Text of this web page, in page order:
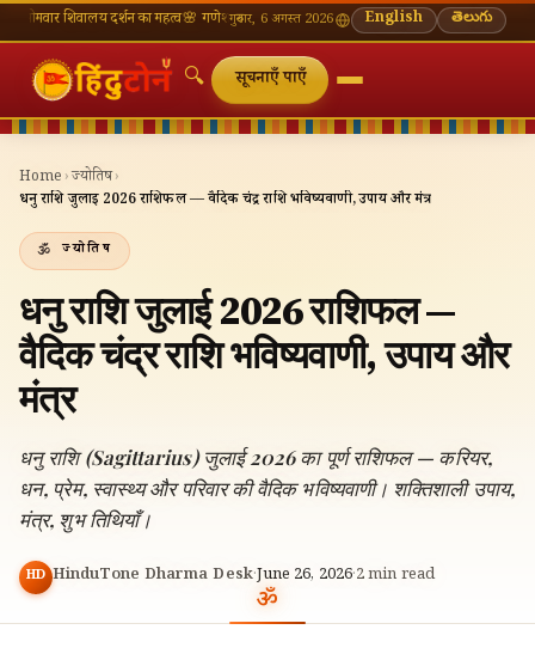
दर्शन का महत्व🌸 गणेश चतुर्थी — भाद्रपद शुक्ल चतुर्थी⛩ काशी विश्वनाथ — आज के दर्शन समय
गुरुवार, 6 अगस्त 2026 English తెలుగు
🔍 सूचनाएँ पाएँ
Home ›ज्योतिष›
धनु राशि जुलाई 2026 राशिफल — वैदिक चंद्र राशि भविष्यवाणी, उपाय और मंत्र
ज्योतिष
धनु राशि जुलाई 2026 राशिफल —
वैदिक चंद्र राशि भविष्यवाणी, उपाय और
मंत्र
धनु राशि (Sagittarius) जुलाई 2026 का पूर्ण राशिफल — करियर,
धन, प्रेम, स्वास्थ्य और परिवार की वैदिक भविष्यवाणी। शक्तिशाली उपाय,
मंत्र, शुभ तिथियाँ।
HD HinduTone Dharma Desk·June 26, 2026·2min read